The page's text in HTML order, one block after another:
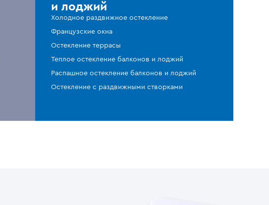
и лоджий
Холодное раздвижное остекление
Французские окна
Остекление террасы
Теплое остекление балконов и лоджий
Распашное остекление балконов и лоджий
Остекление с раздвижными створками